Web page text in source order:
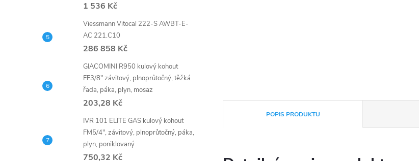
1 536 Kč
Viessmann Vitocal 222-S AWBT-E-
AC 221.C10
286 858 Kč
GIACOMINI R950 kulový kohout
FF3/8" závitový, plnoprůtočný, těžká
řada, páka, plyn, mosaz
203,28 Kč
IVR 101 ELITE GAS kulový kohout
FM5/4", závitový, plnoprůtočný, páka,
plyn, poniklovaný
750,32 Kč
POPIS PRODUKTU